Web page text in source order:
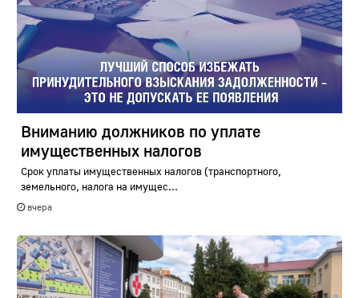
Вниманию должников по уплате
имущественных налогов
Срок уплаты имущественных налогов (транспортного,
земельного, налога на имущес...
вчера